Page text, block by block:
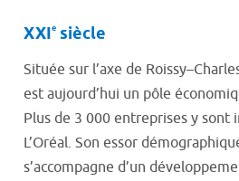
XXIe siècle
Située sur l’axe de
est aujourd’hui un pôle
Plus de 3 000 entreprises y sont
L’Oréal. Son essor
s’accompagne d’un